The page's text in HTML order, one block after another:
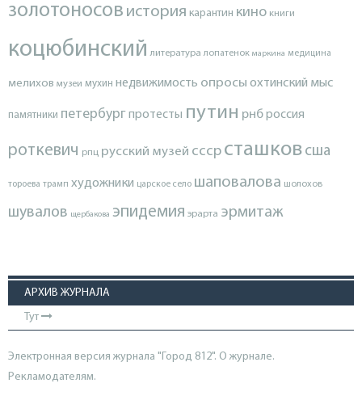
золотоносов история карантин кино книги
коцюбинский литература лопатенок маркина медицина
мелихов музеи мухин недвижимость опросы охтинский мыс
памятники петербургпротесты путин рнброссия
роткевич рпц русский музей ссср сташков сша
тороева трамп художники царское село шаповалова шолохов
шувалов щербакова эпидемия эрарта эрмитаж
АРХИВ ЖУРНАЛА
Тут
Электронная версия журнала "Город 812". О журнале.
Рекламодателям.